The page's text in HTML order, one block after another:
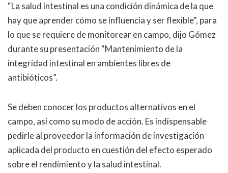
“La salud intestinal es una condición dinámica de la que
hay que aprender cómo se influencia y ser flexible”, para
lo que se requiere de monitorear en campo, dijo Gómez
durante su presentación “Mantenimiento de la
integridad intestinal en ambientes libres de
antibióticos”.
Se deben conocer los productos alternativos en el
campo, así como su modo de acción. Es indispensable
pedirle al proveedor la información de investigación
aplicada del producto en cuestión del efecto esperado
sobre el rendimiento y la salud intestinal.